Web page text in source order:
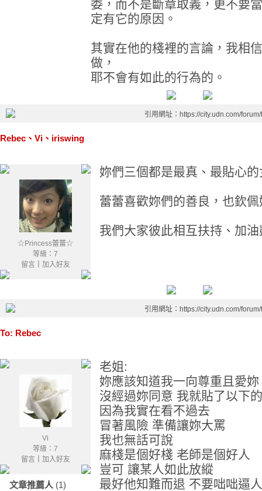
委，而不是斷章取義，更不要
定有它的原因。
其實在他的棧裡的言論，我相
做，
耶不會有如此的行為的。
引用網址：https://city.udn.com/
Rebec、Vi、iriswing
☆Princess蕾蕾☆
等級：7
留言｜ 加入好友
妳們三個都是最真、最貼心
蕾蕾喜歡妳們的善良，也欽
我們大家彼此相互扶持、加
引用網址：https://city.udn.com/
To: Rebec
Vi
等級：7
留言｜ 加入好友
文章推薦人 (1)
老姐:
妳應該知道我一向尊重且愛妳
沒經過妳同意 我就貼了以下
因為我實在看不過去
冒著風險 準備讓妳大罵
我也無話可說
麻棧是個好棧 老師是個好人
豈可 讓某人如此放縱
最好他知難而退 不要咄咄逼人